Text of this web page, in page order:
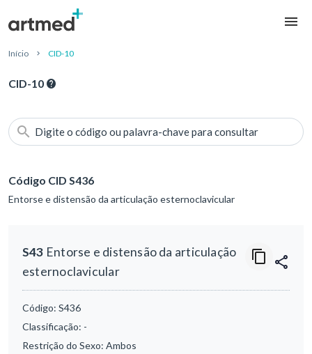
Início CID-10
CID-10
Digite o código ou palavra-chave para consultar
Código CID S436
Entorse e distensão da articulação esternoclavicular
S43 Entorse e distensão da articulação
esternoclavicular
Código: S436
Classificação: -
Restrição do Sexo: Ambos